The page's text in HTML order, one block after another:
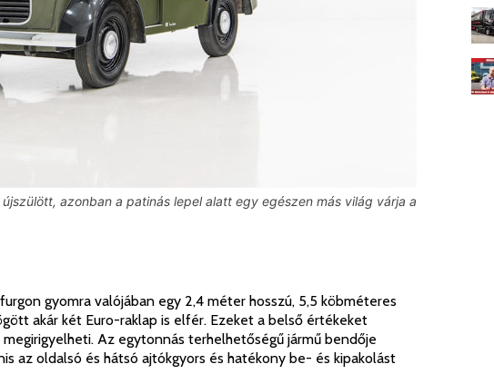
azonban a patinás lepel alatt egy egészen más világ várja a
gyomra valójában egy 2,4 méter hosszú, 5,5 köbméteres
akár két Euro-raklap is elfér. Ezeket a belső értékeket
Az egytonnás terhelhetőségű jármű bendője
az oldalsó és hátsó ajtókgyors és hatékony be- és kipakolást